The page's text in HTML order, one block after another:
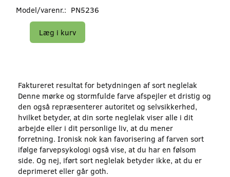
Model/varenr.: PN5236
Læg i kurv
Faktureret resultat for betydningen af sort neglelak
Denne mørke og stormfulde farve afspejler et dristig og
den også repræsenterer autoritet og selvsikkerhed,
hvilket betyder, at din sorte neglelak viser alle i dit
arbejde eller i dit personlige liv, at du mener
forretning. Ironisk nok kan favorisering af farven sort
ifølge farvepsykologi også vise, at du har en følsom
side. Og nej, iført sort neglelak betyder ikke, at du er
deprimeret eller går goth.